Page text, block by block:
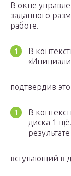
В окне
заданного
работе.
В
подтвердив
В
диска 1
вступающий в